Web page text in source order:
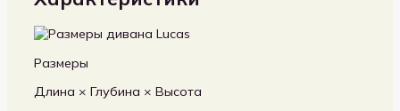
Размеры
Длина × Глубина × Высота